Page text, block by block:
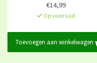
€14,99
Op voorraad
Toevoegen aan winkelwagen